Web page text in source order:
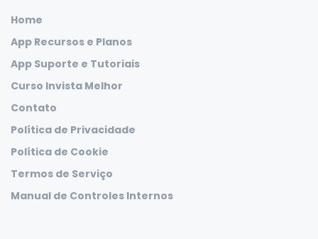
Home
App Recursos e Planos
App Suporte e Tutoriais
Curso Invista Melhor
Contato
Política de Privacidade
Política de Cookie
Termos de Serviço
Manual de Controles Internos